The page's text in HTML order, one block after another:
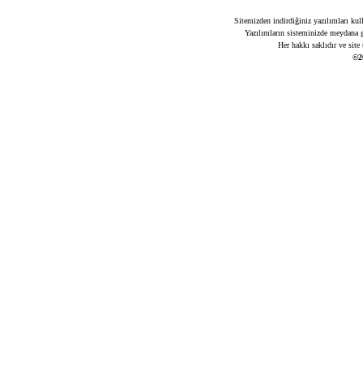
Sitemizden indirdiğiniz yazılımları
Yazılımların sisteminizde
Her hakkı saklıdır ve